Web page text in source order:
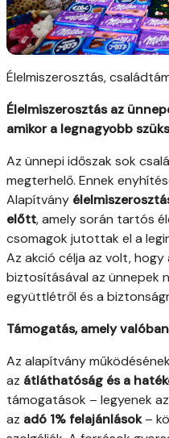
Élelmiszerosztás,
Élelmiszerosztás az
amikor a legnagyobb
Az ünnepi időszak sok
megterhelő. Ennek
Alapítvány
előtt, amely során tartós
csomagok jutottak el a
Az akció célja az volt,
biztosításával az ünnepek
együttlétről és a
Támogatás, amely
Az alapítvány
az átláthatóság és a
támogatások – legyenek
az adó 1% felajánlások–